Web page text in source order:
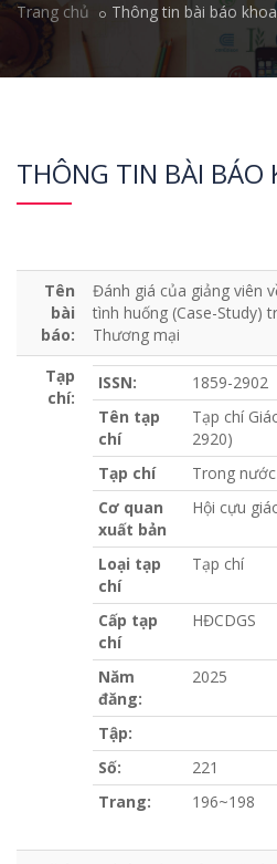
Trang chủ Thông tin bài báo
THÔNG TIN BÀI BÁO
Tên
bài
báo:
Đánh giá của giảng viên
tình huống (Case-Study)
Thương mại
Tạp
chí:
ISSN:
1859-2902
Tên tạp
chí
Tạp chí
2920)
Tạp chí
Trong nước
Cơ quan
xuất bản
Hội cựu
Loại tạp
chí
Tạp chí
Cấp tạp
chí
HĐCDGS
Năm
đăng:
2025
Tập:
Số:
221
Trang:
196~198